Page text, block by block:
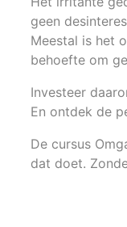
geen
Meestal is het
behoefte om
Investeer
En ontdek de
De cursus
dat doet.